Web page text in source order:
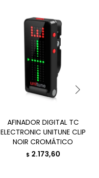
AFINADOR DIGITAL TC
ELECTRONIC UNITUNE CLIP
NOIR CROMÁTICO
$ 2.173,60